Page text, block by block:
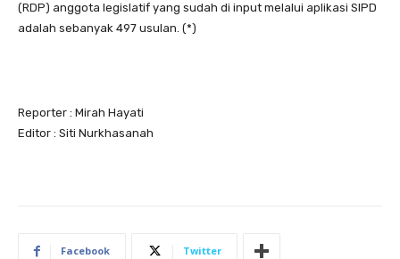
(RDP) anggota legislatif yang sudah di input melalui aplikasi SIPD
adalah sebanyak 497 usulan. (*)
Reporter : Mirah Hayati
Editor : Siti Nurkhasanah
Facebook Twitter